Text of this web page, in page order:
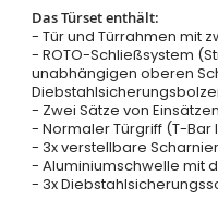
Das Türset enthält:
- Tür und Türrahmen mit
- ROTO-Schließsystem
unabhängigen oberen
- Zwei Sätze von
- Normaler Türgriff (T-Bar
- 3x verstellbare
- Aluminiumschwelle mit
- 3x